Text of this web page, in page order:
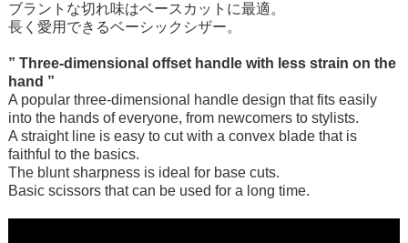
ブラントな切れ味はベースカットに最適。
長く愛用できるベーシックシザー。
” Three-dimensional offset handle with less strain on the
hand ”
A popular three-dimensional handle design that fits easily
into the hands of everyone, from newcomers to stylists.
A straight line is easy to cut with a convex blade that is
faithful to the basics.
The blunt sharpness is ideal for base cuts.
Basic scissors that can be used for a long time.